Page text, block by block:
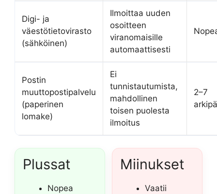
Digi- ja
väestötietovirasto
(sähköinen)
Ilmoittaa uuden
osoitteen
viranomaisille
automaattisesti
Postin
muuttopostipalvelu
(paperinen
lomake)
Ei
tunnistautumista,
mahdollinen
toisen puolesta
ilmoitus
2–7
Plussat
Nopea
Miinukset
Vaatii